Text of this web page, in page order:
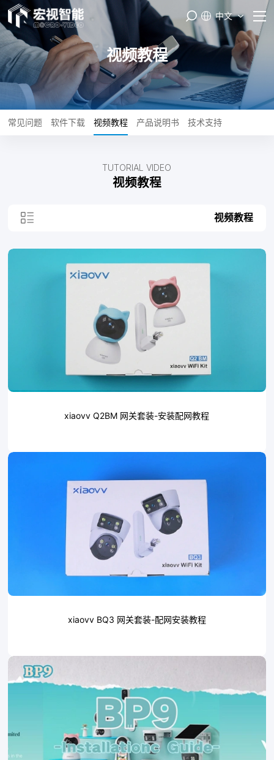
首页
PASS云平台
产品与服务
服务支持
中文
视频教程
常见问题 软件下载 视频教程 产品说明书 技术支持
TUTORIAL VIDEO
视频教程
视频教程
xiaovv Q2BM 网关套装-安装配网教程
xiaovv BQ3 网关套装-配网安装教程